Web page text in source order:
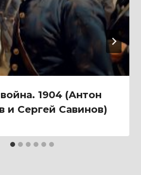
1904 (Антон
и Сергей Савинов)